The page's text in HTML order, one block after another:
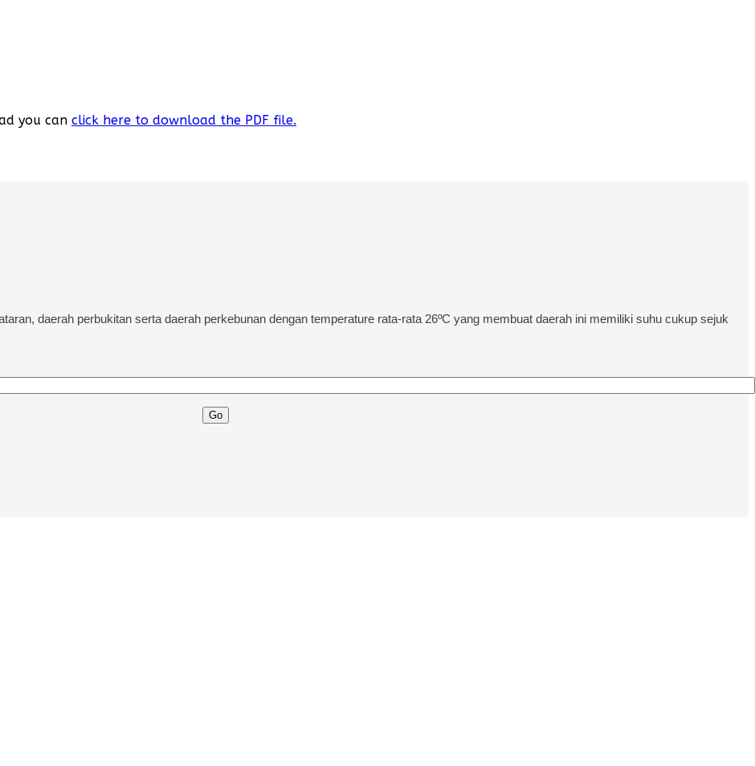
you can click here to download the PDF file.
daerah perbukitan serta daerah perkebunan dengan temperature rata-rata 26ºC yang membuat daerah ini memiliki suhu cukup sejuk